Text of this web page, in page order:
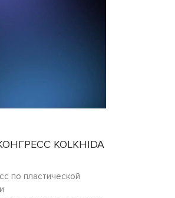
KOLKHIDA
по пластической